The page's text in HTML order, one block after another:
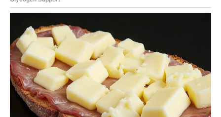
Vrlo brzo očekuje vas informacija koja će vam donijeti
ogromnu radost.
Može biti povezana sa poslom, finansijama, porodicom ili
privatnim planovima, ali će bez sumnje označiti početak
jednog mnogo ljepšeg životnog poglavlja.
Ta vijest vratiće vam samopouzdanje i potvrditi da se sve
odvija upravo onako kako treba.